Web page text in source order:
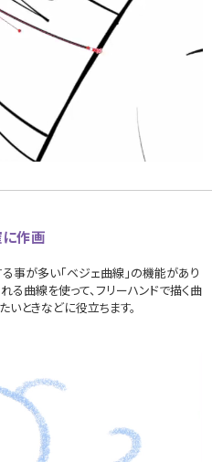
作画
事が多い「ベジェ曲線」の機能があり
る曲線を使って、フリーハンドで描く曲
ときなどに役立ちます。